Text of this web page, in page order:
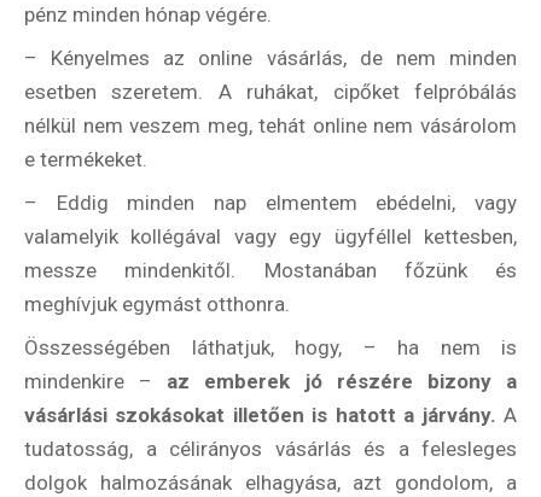
pénz minden hónap végére.
– Kényelmes az online vásárlás, de nem minden
esetben szeretem. A ruhákat, cipőket felpróbálás
nélkül nem veszem meg, tehát online nem vásárolom
e termékeket.
– Eddig minden nap elmentem ebédelni, vagy
valamelyik kollégával vagy egy ügyféllel kettesben,
messze mindenkitől. Mostanában főzünk és
meghívjuk egymást otthonra.
Összességében láthatjuk, hogy, – ha nem is
mindenkire – az emberek jó részére bizony a
vásárlási szokásokat illetően is hatott a járvány. A
tudatosság, a célirányos vásárlás és a felesleges
dolgok halmozásának elhagyása, azt gondolom, a